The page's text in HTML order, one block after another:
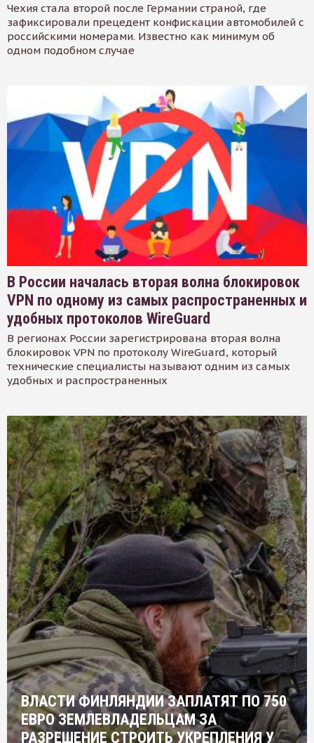
Чехия стала второй после Германии страной, где
зафиксировали прецедент конфискации автомобилей с
российскими номерами. Известно как минимум об
одном подобном случае
В России началась вторая волна блокировок
VPN по одному из самых распространенных и
удобных протоколов WireGuard
В регионах России зарегистрирована вторая волна
блокировок VPN по протоколу WireGuard, который
технические специалисты называют одним из самых
удобных и распространенных
ВЛАСТИ ФИНЛЯНДИИ ЗАПЛАТЯТ ПО 750
ЕВРО ЗЕМЛЕВЛАДЕЛЬЦАМ ЗА
РАЗРЕШЕНИЕ СТРОИТЬ УКРЕПЛЕНИЯ У